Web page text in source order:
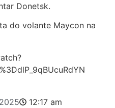
Donetsk.
do volante Maycon na
12:17 am